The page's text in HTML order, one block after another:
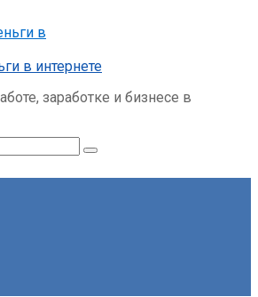
в интернете
заработке и бизнесе в